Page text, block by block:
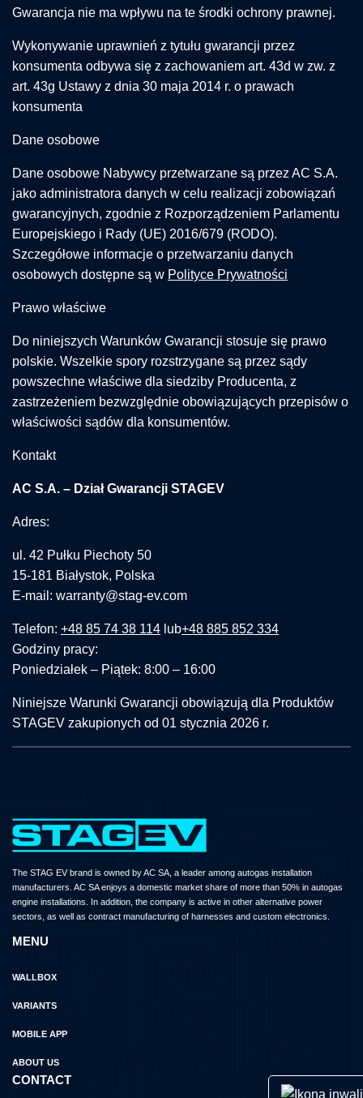
Gwarancja nie ma wpływu na te środki ochrony prawnej.
Wykonywanie uprawnień z tytułu gwarancji przez
konsumenta odbywa się z zachowaniem art. 43d w zw. z
art. 43g Ustawy z dnia 30 maja 2014 r. o prawach
konsumenta
Dane osobowe
Dane osobowe Nabywcy przetwarzane są przez AC S.A.
jako administratora danych w celu realizacji zobowiązań
gwarancyjnych, zgodnie z Rozporządzeniem Parlamentu
Europejskiego i Rady (UE) 2016/679 (RODO).
Szczegółowe informacje o przetwarzaniu danych
osobowych dostępne są w Polityce Prywatności
Prawo właściwe
Do niniejszych Warunków Gwarancji stosuje się prawo
polskie. Wszelkie spory rozstrzygane są przez sądy
powszechne właściwe dla siedziby Producenta, z
zastrzeżeniem bezwzględnie obowiązujących przepisów o
właściwości sądów dla konsumentów.
Kontakt
AC S.A. – Dział Gwarancji STAGEV
Adres:
ul. 42 Pułku Piechoty 50
15-181 Białystok, Polska
E-mail: warranty@stag-ev.com
Telefon: +48 85 74 38 114 lub+48 885 852 334
Godziny pracy:
Poniedziałek – Piątek: 8:00 – 16:00
Niniejsze Warunki Gwarancji obowiązują dla Produktów
STAGEV zakupionych od 01 stycznia 2026 r.
The STAG EV brand is owned by AC SA, a leader among autogas installation
manufacturers. AC SA enjoys a domestic market share of more than 50% in autogas
engine installations. In addition, the company is active in other alternative power
sectors, as well as contract manufacturing of harnesses and custom electronics.
MENU
WALLBOX
VARIANTS
MOBILE APP
ABOUT US
CONTACT